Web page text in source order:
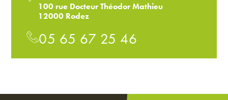
100 rue Docteur Théodor Mathieu
12000 Rodez
05 65 67 25 46